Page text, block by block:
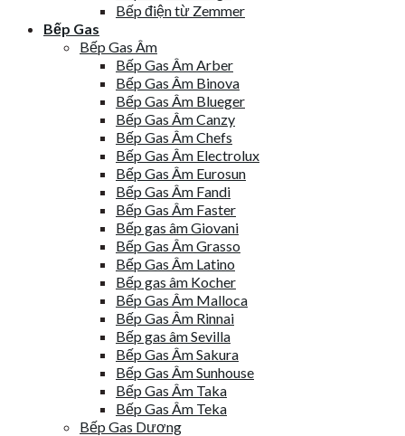
Bếp điện từ Zemmer
Bếp Gas
Bếp Gas Âm
Bếp Gas Âm Arber
Bếp Gas Âm Binova
Bếp Gas Âm Blueger
Bếp Gas Âm Canzy
Bếp Gas Âm Chefs
Bếp Gas Âm Electrolux
Bếp Gas Âm Eurosun
Bếp Gas Âm Fandi
Bếp Gas Âm Faster
Bếp gas âm Giovani
Bếp Gas Âm Grasso
Bếp Gas Âm Latino
Bếp gas âm Kocher
Bếp Gas Âm Malloca
Bếp Gas Âm Rinnai
Bếp gas âm Sevilla
Bếp Gas Âm Sakura
Bếp Gas Âm Sunhouse
Bếp Gas Âm Taka
Bếp Gas Âm Teka
Bếp Gas Dương